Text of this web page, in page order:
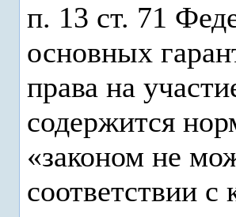
п. 13 ст. 71
основных
права на
содержится
«законом не
соответствии с